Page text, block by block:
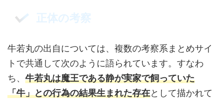
正体の考察
牛若丸の出自については、複数の考察系まとめサイ
トで共通して次のように語られています。すなわ
ち、 牛若丸は魔王である静が実家で飼っていた
「牛」との行為の結果生まれた存在として描かれて